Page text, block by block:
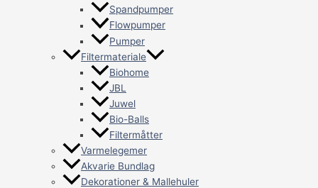
Spandpumper
Flowpumper
Pumper
Filtermateriale
Biohome
JBL
Juwel
Bio-Balls
Filtermåtter
Varmelegemer
Akvarie Bundlag
Dekorationer & Mallehuler